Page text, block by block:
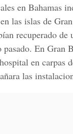
en Bahamas
las islas de
recuperado de
En Gran
en carpas
las